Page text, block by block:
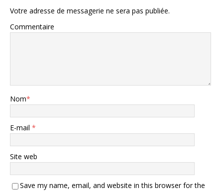
Votre adresse de messagerie ne sera pas publiée.
Commentaire
Nom*
E-mail *
Site web
Save my name, email, and website in this browser for the